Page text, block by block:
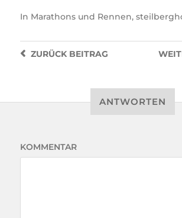
In Marathons und Rennen,
ZURÜCKBEITRAG
ANTWORTEN
KOMMENTAR